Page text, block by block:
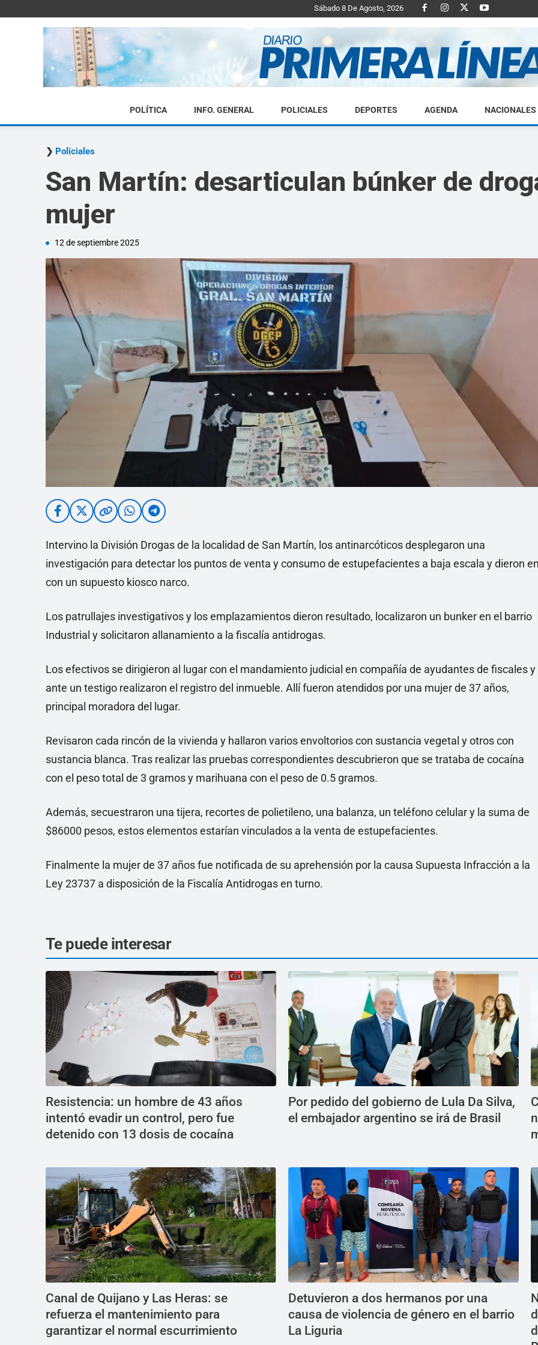
Sábado 8 De Agosto, 2026
Diario
POLÍTICA INFO. GENERAL POLICIALES DEPORTES AGENDA NACIONALES
Policiales
San Martín: desarticulan búnker de
mujer
12 de septiembre 2025
Intervino la División Drogas de la localidad de San Martín, los antinarcóticos desplegaron una
investigación para detectar los puntos de venta y consumo de estupefacientes a baja escala y dieron
con un supuesto kiosco narco.
Los patrullajes investigativos y los emplazamientos dieron resultado, localizaron un bunker en el barrio
Industrial y solicitaron allanamiento a la fiscalía antidrogas.
Los efectivos se dirigieron al lugar con el mandamiento judicial en compañía de ayudantes de fiscales y
ante un testigo realizaron el registro del inmueble. Allí fueron atendidos por una mujer de 37 años,
principal moradora del lugar.
Revisaron cada rincón de la vivienda y hallaron varios envoltorios con sustancia vegetal y otros con
sustancia blanca. Tras realizar las pruebas correspondientes descubrieron que se trataba de cocaína
con el peso total de 3 gramos y marihuana con el peso de 0.5 gramos.
Además, secuestraron una tijera, recortes de polietileno, una balanza, un teléfono celular y la suma de
$86000 pesos, estos elementos estarían vinculados a la venta de estupefacientes.
Finalmente la mujer de 37 años fue notificada de su aprehensión por la causa Supuesta Infracción a la
Ley 23737 a disposición de la Fiscalía Antidrogas en turno.
Te puede interesar
Resistencia: un hombre de 43 años
intentó evadir un control, pero fue
detenido con 13 dosis de cocaína
Por pedido del gobierno de Lula Da Silva,
el embajador argentino se irá de Brasil
Canal de Quijano y Las Heras: se
refuerza el mantenimiento para
garantizar el normal escurrimiento
Detuvieron a dos hermanos por una
causa de violencia de género en el barrio
La Liguria